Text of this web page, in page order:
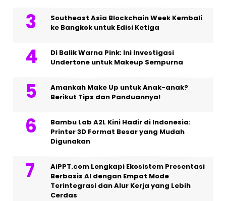
Southeast Asia Blockchain Week Kembali
ke Bangkok untuk Edisi Ketiga
Di Balik Warna Pink: Ini Investigasi
Undertone untuk Makeup Sempurna
Amankah Make Up untuk Anak-anak?
Berikut Tips dan Panduannya!
Bambu Lab A2L Kini Hadir di Indonesia:
Printer 3D Format Besar yang Mudah
Digunakan
AiPPT.com Lengkapi Ekosistem Presentasi
Berbasis AI dengan Empat Mode
Terintegrasi dan Alur Kerja yang Lebih
Cerdas